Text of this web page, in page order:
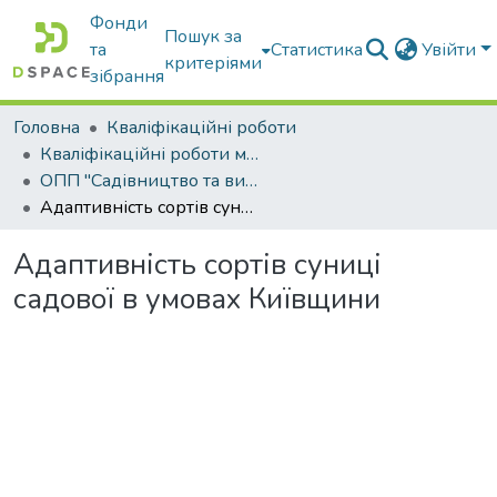
Фонди
та
зібрання
Пошук за
критеріями
Статистика Увійти
Головна
Кваліфікаційні роботи
Кваліфікаційні роботи магістрів
ОПП "Садівництво та виноградарство"
Адаптивність сортів суниці садової в умовах Київщини
Адаптивність сортів суниці
садової в умовах Київщини